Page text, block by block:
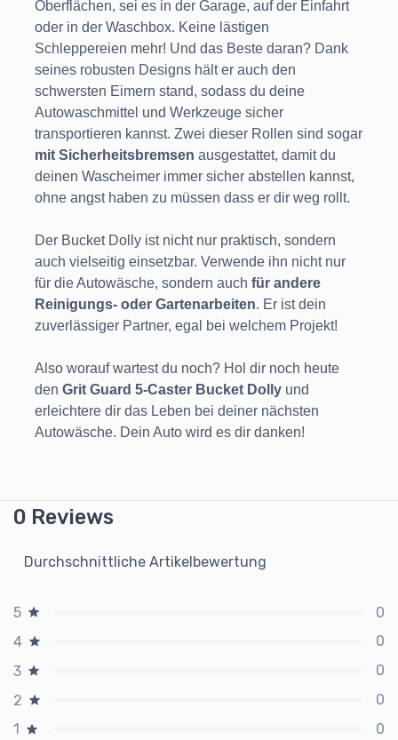
Oberflächen, sei es in der Garage, auf der Einfahrt
oder in der Waschbox. Keine lästigen
Schleppereien mehr! Und das Beste daran? Dank
seines robusten Designs hält er auch den
schwersten Eimern stand, sodass du deine
Autowaschmittel und Werkzeuge sicher
transportieren kannst. Zwei dieser Rollen sind sogar
mit Sicherheitsbremsen ausgestattet, damit du
deinen Wascheimer immer sicher abstellen kannst,
ohne angst haben zu müssen dass er dir weg rollt.
Der Bucket Dolly ist nicht nur praktisch, sondern
auch vielseitig einsetzbar. Verwende ihn nicht nur
für die Autowäsche, sondern auch für andere
Reinigungs- oder Gartenarbeiten. Er ist dein
zuverlässiger Partner, egal bei welchem Projekt!
Also worauf wartest du noch? Hol dir noch heute
den Grit Guard 5-Caster Bucket Dolly und
erleichtere dir das Leben bei deiner nächsten
Autowäsche. Dein Auto wird es dir danken!
0 Reviews
Durchschnittliche Artikelbewertung
5
0
4
0
3
0
2
0
1
0